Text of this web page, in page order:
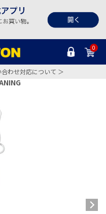
0
わせ対応について ＞